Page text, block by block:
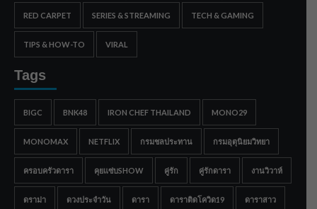
RED CARPET SERIES & STREAMING TECH & GAMING
TIPS & HOW-TO VIRAL
Tags
BIGC BNK48 IRON CHEF THAILAND MONO29
MONOMAX NETFLIX กรมชลประทาน กรมอุตุนิยมวิทยา
ครอบครัวดารา คุยแซ่บSHOW คู่รัก คู่รักดารา งานวิวาห์
ดราม่า ดวงประจำวัน ดารา ดาราติดโควิด19 ดาราสาว